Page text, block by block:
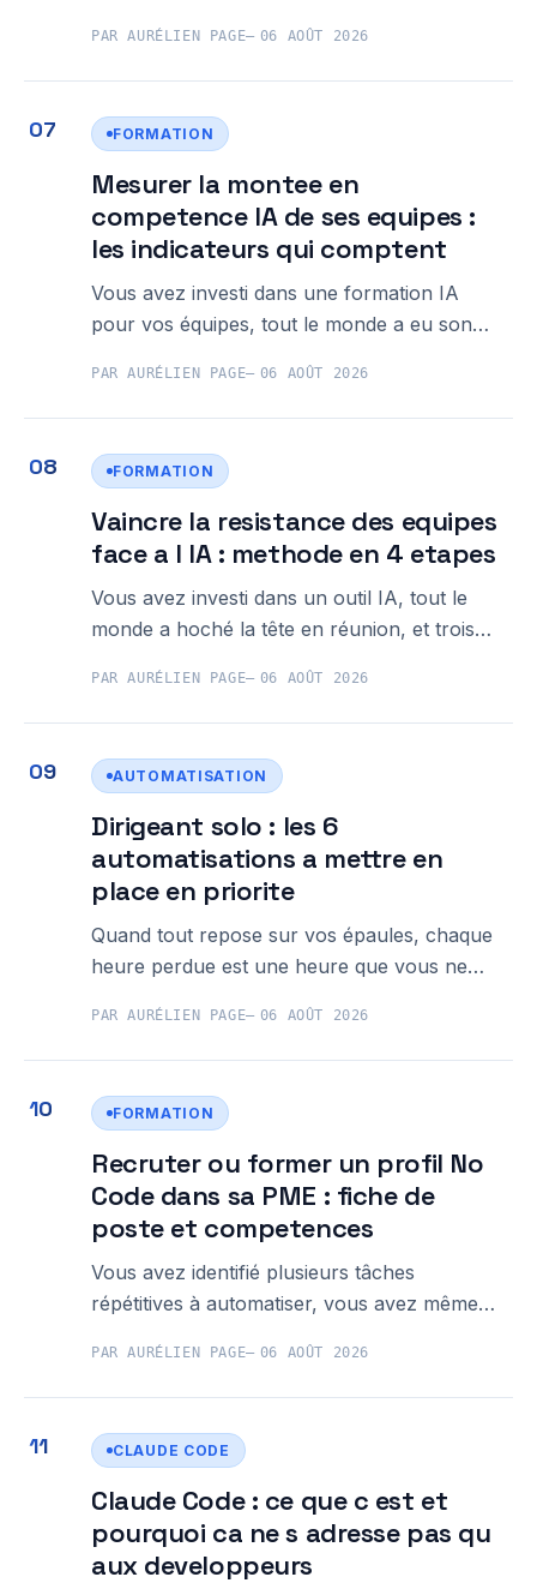
de mois vous laisse perplexe. Le cout reel IA
entreprise budget est un sujet que peu de
prestataires abordent franchement, entre les
abonnements mensuels affichés, les
PAR AURÉLIEN PAGE 06 AOÛT 2026
FORMATION
Mesurer la montee en
competence IA de ses equipes :
les indicateurs qui comptent
Vous avez investi dans une formation IA
pour vos équipes, tout le monde a eu son
changé dans les habitudes de travail. Ce
sentiment est partagé par beaucoup de
dirigeants de TPE/PME, en Bretagne comme
ailleurs. Cet article vous donne les
PAR AURÉLIEN PAGE 06 AOÛT 2026
FORMATION
Vaincre la resistance des equipes
face a l IA : methode en 4 etapes
Vous avez investi dans un outil IA, tout le
monde a hoché la tête en réunion, et trois
personne n'ouvre. Ce scénario, des dizaines
de TPE et PME bretonnes le vivent chaque
année. La résistance des équipes
PAR AURÉLIEN PAGE 06 AOÛT 2026
AUTOMATISATION
Dirigeant solo : les 6
automatisations a mettre en
place en priorite
Quand tout repose sur vos épaules, chaque
heure perdue est une heure que vous ne
l'automatisation n'est pas un luxe réservé
aux grandes structures : c'est le levier le plus
concret pour reprendre le contrôle de son
temps et
PAR AURÉLIEN PAGE 06 AOÛT 2026
FORMATION
Recruter ou former un profil No
Code dans sa PME : fiche de
poste et competences
Vous avez identifié plusieurs tâches
répétitives à automatiser, vous avez même
vous ne savez pas comment recruter un
profil No Code dans votre PME ni s'il faut
vraiment embaucher ou plutôt former
quelqu'un en interne. Ce flou est
PAR AURÉLIEN PAGE 06 AOÛT 2026
CLAUDE CODE
Claude Code : ce que c est et
pourquoi ca ne s adresse pas qu
aux developpeurs